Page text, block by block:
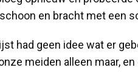
en bracht met een
had geen idee wat er
meiden alleen maar,